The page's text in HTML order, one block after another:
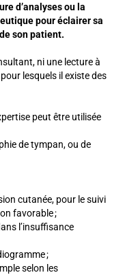
d’analyses ou la
pour éclairer sa
son patient.
ni une lecture à
lesquels il existe des
peut être utilisée
de tympan, ou de
cutanée, pour le suivi
favorable ;
l’insuffisance
;
selon les